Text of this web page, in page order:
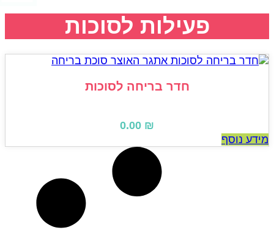
פעילות לסוכות
חדר בריחה לסוכות
0.00₪
נוסף